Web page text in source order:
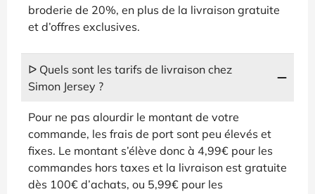
broderie de 20%, en plus de la livraison gratuite
et d’offres exclusives.
ᐅ Quels sont les tarifs de livraison chez
Simon Jersey ?
Pour ne pas alourdir le montant de votre
commande, les frais de port sont peu élevés et
fixes. Le montant s’élève donc à 4,99€ pour les
commandes hors taxes et la livraison est gratuite
dès 100€ d’achats, ou 5,99€ pour les